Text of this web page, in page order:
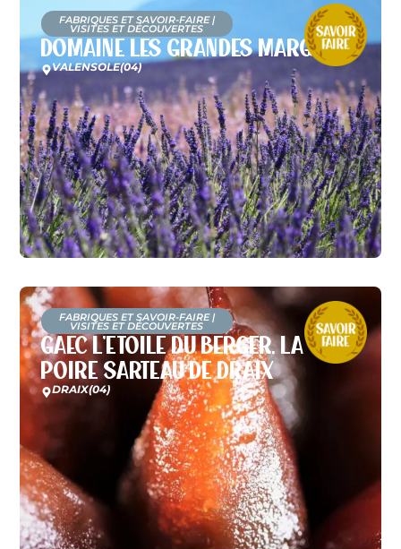
FABRIQUES ET SAVOIR-FAIRE|
VISITES ET DÉCOUVERTES
Domaine Les Grandes Marges
VALENSOLE(04)
FABRIQUES ET SAVOIR-FAIRE|
VISITES ET DÉCOUVERTES
GAEC L’Etoile du Berger, la
poire Sarteau de Draix
DRAIX(04)